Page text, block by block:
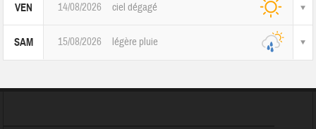
VEN 14/08/2026 ciel dégagé
SAM 15/08/2026 légère pluie